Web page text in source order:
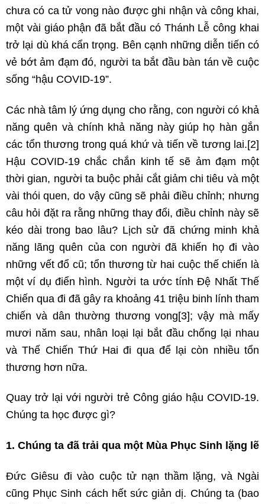
chưa có ca tử vong nào được ghi nhận và công khai,
một vài giáo phận đã bắt đầu có Thánh Lễ công khai
trở lại dù khá cẩn trọng. Bên cạnh những diễn tiến có
vẻ bớt ảm đạm đó, người ta bắt đầu bàn tán về cuộc
sống “hậu COVID-19”.
Các nhà tâm lý ứng dụng cho rằng, con người có khả
năng quên và chính khả năng này giúp họ hàn gắn
các tổn thương trong quá khứ và tiến về tương lai.[2]
Hậu COVID-19 chắc chắn kinh tế sẽ ảm đạm một
thời gian, người ta buộc phải cắt giảm chi tiêu và một
vài thói quen, do vậy cũng sẽ phải điều chỉnh; nhưng
câu hỏi đặt ra rằng những thay đổi, điều chỉnh này sẽ
kéo dài trong bao lâu? Lịch sử đã chứng minh khả
năng lãng quên của con người đã khiến họ đi vào
những vết đổ cũ; tổn thương từ hai cuộc thế chiến là
một ví dụ điển hình. Người ta ước tính Đệ Nhất Thế
Chiến qua đi đã gây ra khoảng 41 triệu binh lính tham
chiến và dân thường thương vong[3]; vậy mà mấy
mươi năm sau, nhân loại lại bắt đầu chống lại nhau
và Thế Chiến Thứ Hai đi qua để lại còn nhiều tổn
thương hơn nữa.
Quay trở lại với người trẻ Công giáo hậu COVID-19.
Chúng ta học được gì?
1. Chúng ta đã trải qua một Mùa Phục Sinh lặng lẽ
Đức Giêsu đi vào cuộc tử nạn thầm lặng, và Ngài
cũng Phục Sinh cách hết sức giản dị. Chúng ta (bao